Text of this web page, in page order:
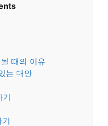
때의 이유
는 대안
기